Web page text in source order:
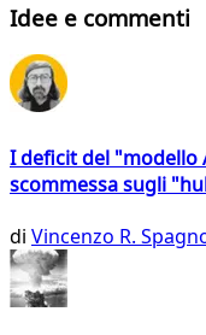
Idee e commenti
I deficit del "modello
scommessa sugli
di Vincenzo R.